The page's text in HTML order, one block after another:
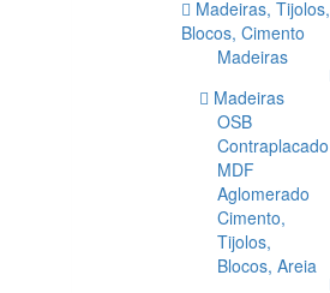
Madeiras, Tijolos,
Blocos, Cimento
Madeiras
Madeiras
OSB
Contraplacado
MDF
Aglomerado
Cimento,
Tijolos,
Blocos, Areia